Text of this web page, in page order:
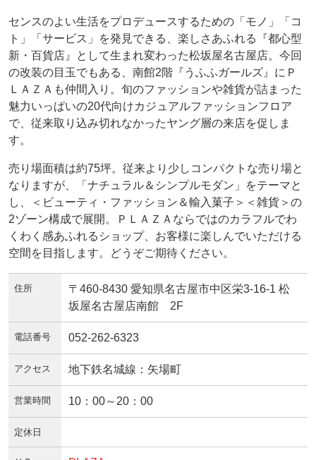
センスのよい生活をプロデュースするための「モノ」「コ
ト」「サービス」を発見できる、楽しさあふれる『都心型
新・百貨店』として生まれ変わった松坂屋名古屋店。今回
の改装の目玉でもある、南館2階『うふふガールズ』にＰ
ＬＡＺＡも仲間入り。旬のファッションや雑貨が詰まった
魅力いっぱいの20代向けカジュアルファッションフロア
で、従来取り込み切れなかったヤング層の来店を促しま
す。
売り場面積は約75坪。従来より少しコンパクトな売り場と
なりますが、「ナチュラル＆シンプルモダン」をテーマと
し、＜ビューティ・ファッション＆輸入菓子＞＜雑貨＞の
2ゾーン構成で展開。ＰＬＡＺＡならではのカラフルでわ
くわく感あふれるショップ、お客様に楽しんでいただける
空間を目指します。どうぞご期待ください。
住所
〒460-8430 愛知県名古屋市中区栄3-16-1 松
坂屋名古屋店南館 2F
電話番号 052-262-6323
アクセス 地下鉄名城線：矢場町
営業時間 10：00～20：00
定休日